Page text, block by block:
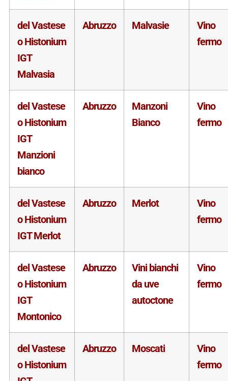
del Vastese
o Histonium
IGT
Malvasia
Abruzzo Malvasie
Vino
fermo
del Vastese
o Histonium
IGT
Manzioni
bianco
Abruzzo
Manzoni
Bianco
Vino
fermo
del Vastese
o Histonium
IGT Merlot
Abruzzo Merlot
Vino
fermo
del Vastese
o Histonium
IGT
Montonico
Abruzzo
Vini bianchi
da uve
autoctone
Vino
fermo
del Vastese
o Histonium
Abruzzo Moscati
Vino
fermo